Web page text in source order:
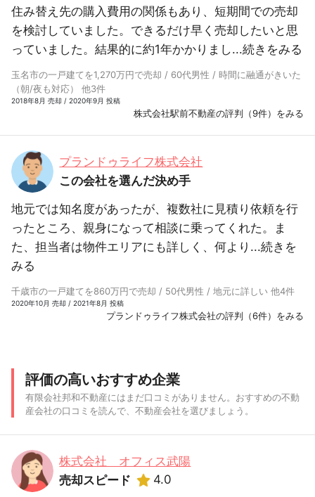
住み替え先の購入費用の関係もあり、短期間での売却
を検討していました。できるだけ早く売却したいと思
っていました。結果的に約1年かかりまし...続きをみる
玉名市の一戸建てを1,270万円で売却 / 60代男性 / 時間に融通がきいた
（朝/夜も対応） 他3件
2018年8月 売却 / 2020年9月 投稿
株式会社駅前不動産の評判（9件）をみる
プランドゥライフ株式会社
この会社を選んだ決め手
地元では知名度があったが、複数社に見積り依頼を行
ったところ、親身になって相談に乗ってくれた。ま
た、担当者は物件エリアにも詳しく、何より...続きを
みる
千歳市の一戸建てを860万円で売却 / 50代男性 / 地元に詳しい 他4件
2020年10月 売却 / 2021年8月 投稿
プランドゥライフ株式会社の評判（6件）をみる
評価の高いおすすめ企業
有限会社邦和不動産にはまだ口コミがありません。おすすめの不動
産会社の口コミを読んで、不動産会社を選びましょう。
株式会社 オフィス武陽
売却スピード
4.0